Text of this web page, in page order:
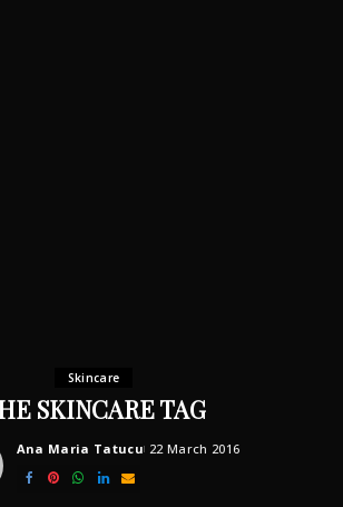
Skincare
SKINCARE TAG
Ana Maria Tatucu 22 March 2016